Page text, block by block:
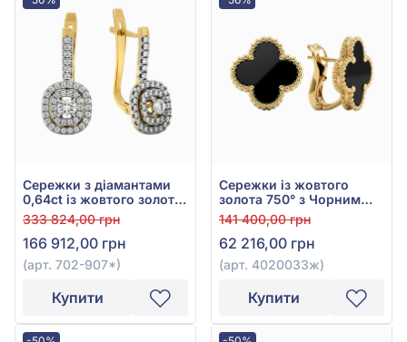
Сережки з діамантами
0,64ct із жовтого золота
585°, арт. 702-907*
333 824,00 грн
166 912,00 грн
(арт. 702-907*)
Купити
Сережки із жовтого
золота 750° з Чорним
Оніксом, арт. 4020033ж
141 400,00 грн
62 216,00 грн
(арт. 4020033ж)
Купити